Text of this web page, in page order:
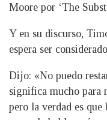
Moore por ‘The
Y en su discurso,
espera ser
Dijo: «No puedo
significa mucho para
pero la verdad es que